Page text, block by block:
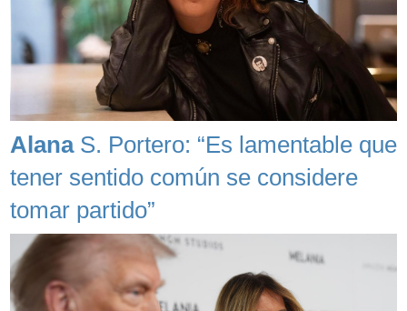
AlanaS. Portero: “Es lamentable que
tener sentido común se considere
tomar partido”